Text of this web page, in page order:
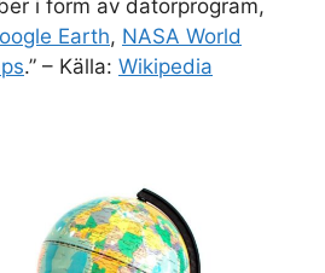
i form av datorprogram,
Earth, NASA World
.” – Källa: Wikipedia